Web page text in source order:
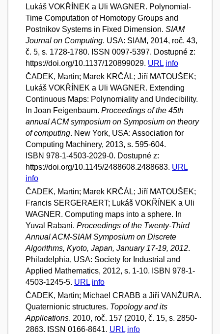
Lukáš VOKŘÍNEK a Uli WAGNER. Polynomial-
Time Computation of Homotopy Groups and
Postnikov Systems in Fixed Dimension. SIAM
Journal on Computing. USA: SIAM, 2014, roč. 43,
č. 5, s. 1728-1780. ISSN 0097-5397. Dostupné z:
https://doi.org/10.1137/120899029. URL info
ČADEK, Martin; Marek KRČÁL; Jiří MATOUŠEK;
Lukáš VOKŘÍNEK a Uli WAGNER. Extending
Continuous Maps: Polynomiality and Undecibility.
In Joan Feigenbaum. Proceedings of the 45th
annual ACM symposium on Symposium on theory
of computing. New York, USA: Association for
Computing Machinery, 2013, s. 595-604.
ISBN 978-1-4503-2029-0. Dostupné z:
https://doi.org/10.1145/2488608.2488683. URL
info
ČADEK, Martin; Marek KRČÁL; Jiří MATOUŠEK;
Francis SERGERAERT; Lukáš VOKŘÍNEK a Uli
WAGNER. Computing maps into a sphere. In
Yuval Rabani. Proceedings of the Twenty-Third
Annual ACM-SIAM Symposium on Discrete
Algorithms, Kyoto, Japan, January 17-19, 2012.
Philadelphia, USA: Society for Industrial and
Applied Mathematics, 2012, s. 1-10. ISBN 978-1-
4503-1245-5. URL info
ČADEK, Martin; Michael CRABB a Jiří VANŽURA.
Quaternionic structures. Topology and its
Applications. 2010, roč. 157 (2010, č. 15, s. 2850-
2863. ISSN 0166-8641. URL info